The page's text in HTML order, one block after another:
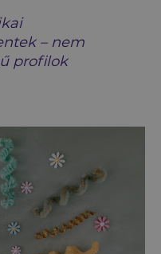
– nem
profilok